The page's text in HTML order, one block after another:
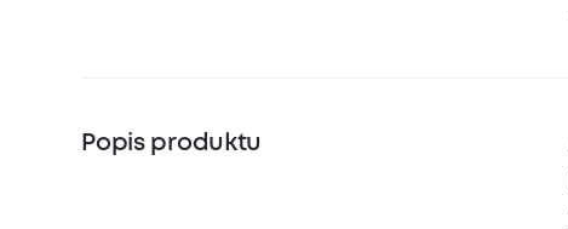
Popis produktu